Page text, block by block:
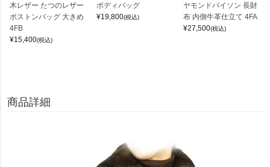
木レザー たつのレザー
ボストンバッグ 大きめ
4FB
¥15,400(税込)
ボディバッグ
¥19,800(税込)
ヤモンドパイソン 長財
布 内側牛革仕立て 4FA
¥27,500(税込)
商品詳細